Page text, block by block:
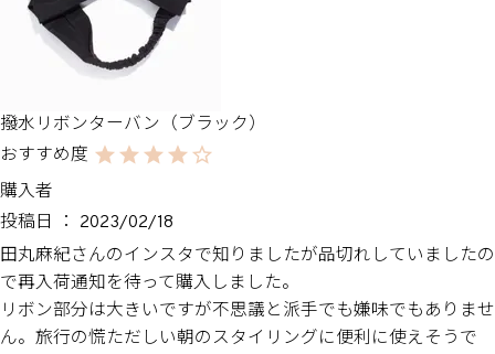
撥水リボンターバン（ブラック）
購入者
投稿日
2023/02/18
田丸麻紀さんのインスタで知りましたが品切れしていましたの
で再入荷通知を待って購入しました。
リボン部分は大きいですが不思議と派手でも嫌味でもありませ
ん。旅行の慌ただしい朝のスタイリングに便利に使えそうで